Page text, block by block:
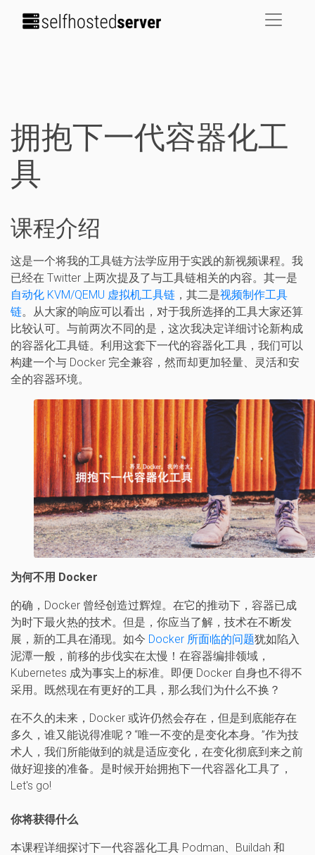
拥抱下一代容器化工
具
课程介绍
这是一个将我的工具链方法学应用于实践的新视频课程。我
已经在 Twitter 上两次提及了与工具链相关的内容。其一是
自动化 KVM/QEMU 虚拟机工具链 ，其二是视频制作工具
链。从大家的响应可以看出，对于我所选择的工具大家还算
比较认可。与前两次不同的是，这次我决定详细讨论新构成
的容器化工具链。利用这套下一代的容器化工具，我们可以
构建一个与 Docker 完全兼容，然而却更加轻量、灵活和安
全的容器环境。
为何不用 Docker
的确，Docker 曾经创造过辉煌。在它的推动下，容器已成
为时下最火热的技术。但是，你应当了解，技术在不断发
展，新的工具在涌现。如今 Docker 所面临的问题犹如陷入
泥潭一般，前移的步伐实在太慢！在容器编排领域，
Kubernetes 成为事实上的标准。即便 Docker 自身也不得不
采用。既然现在有更好的工具，那么我们为什么不换？
在不久的未来，Docker 或许仍然会存在，但是到底能存在
多久，谁又能说得准呢？“唯一不变的是变化本身。”作为技
术人，我们所能做到的就是适应变化，在变化彻底到来之前
做好迎接的准备。是时候开始拥抱下一代容器化工具了，
Let's go!
你将获得什么
本课程详细探讨下一代容器化工具 Podman、Buildah 和